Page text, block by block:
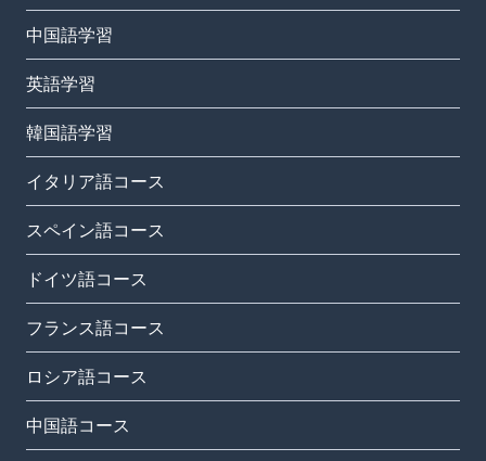
中国語学習
英語学習
韓国語学習
イタリア語コース
スペイン語コース
ドイツ語コース
フランス語コース
ロシア語コース
中国語コース